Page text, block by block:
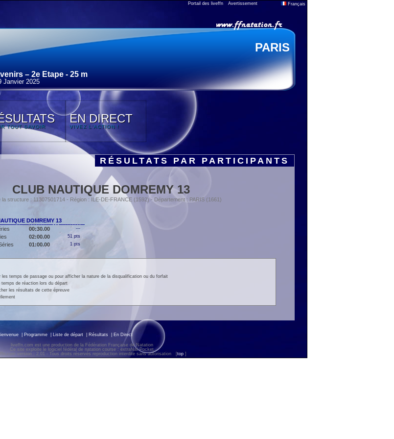
Portail des liveffn Avertissement Français
PARIS
– 2e Etape - 25 m
Janvier 2025
TOUT SAVOIR
EN DIRECT
VIVEZ L'ACTION !
RÉSULTATS PAR PARTICIPANTS
CLUB NAUTIQUE DOMREMY 13
la structure : 11307501714 - Région : ILE-DE-FRANCE (1592) - Département : PARIS (1661)
DOMREMY 13
00:30.00 ---
02:00.00 51 pts
01:00.00 1 pts
temps de passage ou pour afficher la nature de la disqualification ou du forfait
de réaction lors du départ
les résultats de cette épreuve
Programme Liste de départ Résultats En Direct
liveffn.com est une production de la Fédération Française de Natation
Ce site exploite le logiciel fédéral de natation course : extraNat-Pocket
version : 2.01 - Tous droits réservés reproduction interdite sans autorisation
[top ]